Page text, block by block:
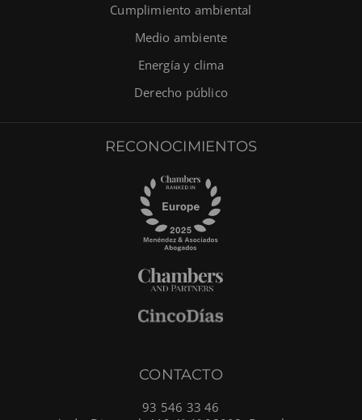
Cumplimiento ambiental
Medio ambiente
Energía y clima
Derecho público
RECONOCIMIENTOS
CONTACTO
93 546 33 46